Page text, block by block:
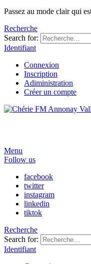
Passez au mode clair qui
Recherche
Search for:
Identifiant
Connexion
Inscription
Adiministration
Créer un compte
Menu
Follow us
facebook
twitter
instagram
linkedin
tiktok
Recherche
Search for:
Identifiant